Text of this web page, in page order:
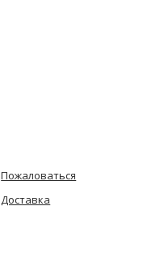
Пожаловаться
Доставка